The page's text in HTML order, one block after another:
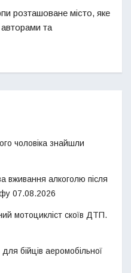
розташоване місто, яке
та
чоловіка знайшли
вживання алкоголю після
07.08.2026
мотоцикліст скоїв ДТП.
бійців аеромобільної